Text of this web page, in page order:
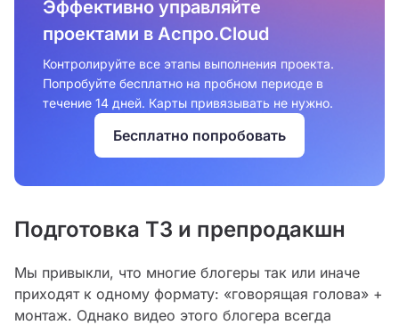
Эффективно управляйте
проектами в Аспро.Cloud
Контролируйте все этапы выполнения проекта.
Попробуйте бесплатно на пробном периоде в
течение 14 дней. Карты привязывать не нужно.
Бесплатно попробовать
Подготовка ТЗ и препродакшн
Мы привыкли, что многие блогеры так или иначе
приходят к одному формату: «говорящая голова» +
монтаж. Однако видео этого блогера всегда